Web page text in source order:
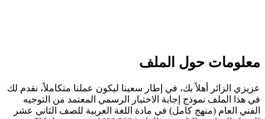
معلومات حول الملف
عزيزي الزائر أهلاً بك، في إطار سعينا ليكون عملنا متكاملاً، نقدم لك
في هذا الملف نموذج إجابة الاختبار الرسمي المعتمد من التوجيه
الفني العام (منهج كامل) في مادة اللغة العربية للصف الثاني عشر